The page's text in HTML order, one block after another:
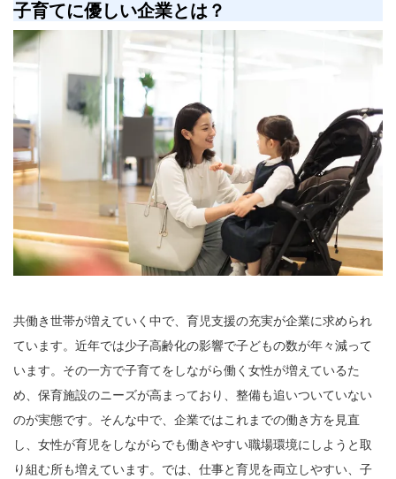
子育てに優しい企業とは？
共働き世帯が増えていく中で、育児支援の充実が企業に求められ
ています。近年では少子高齢化の影響で子どもの数が年々減って
います。その一方で子育てをしながら働く女性が増えているた
め、保育施設のニーズが高まっており、整備も追いついていない
のが実態です。そんな中で、企業ではこれまでの働き方を見直
し、女性が育児をしながらでも働きやすい職場環境にしようと取
り組む所も増えています。では、仕事と育児を両立しやすい、子